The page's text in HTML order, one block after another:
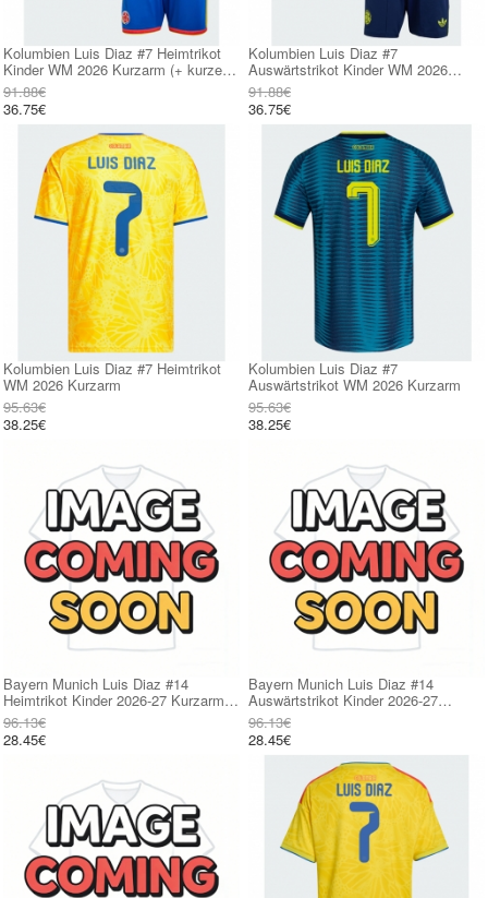
Kolumbien Luis Diaz #7 Heimtrikot
Kinder WM 2026 Kurzarm (+ kurze
hosen)
91.88€
36.75€
Kolumbien Luis Diaz #7
Auswärtstrikot Kinder WM 2026
Kurzarm (+ kurze hosen)
91.88€
36.75€
Kolumbien Luis Diaz #7 Heimtrikot
WM 2026 Kurzarm
95.63€
38.25€
Kolumbien Luis Diaz #7
Auswärtstrikot WM 2026 Kurzarm
95.63€
38.25€
Bayern Munich Luis Diaz #14
Heimtrikot Kinder 2026-27 Kurzarm
(+ kurze hosen)
96.13€
28.45€
Bayern Munich Luis Diaz #14
Auswärtstrikot Kinder 2026-27
Kurzarm (+ kurze hosen)
96.13€
28.45€